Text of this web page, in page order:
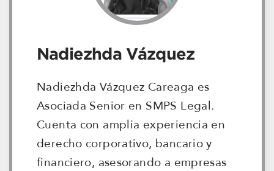
Nadiezhda Vázquez
Nadiezhda Vázquez Careaga es
Asociada Senior en SMPS Legal.
Cuenta con amplia experiencia en
derecho corporativo, bancario y
financiero, asesorando a empresas